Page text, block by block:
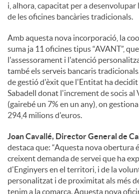
i, alhora, capacitat per a
de les oficines bancàries tradicionals.
Amb aquesta nova incorporació, la
suma ja 11 oficines tipus “AVANT”,
l'assessorament i l'atenció
també els serveis bancaris
de gestió d'èxit que l'Entitat ha
Sabadell donat l'increment de socis al
(gairebé un 7% en un any), on
294,4 milions d'euros.
Joan Cavallé, Director General de
destaca que: “Aquesta nova obertura
creixent demanda de servei que ha
d'Enginyers en el territori, i de la
personalitzat i de proximitat als més
tenim a la comarca. Aquesta nova